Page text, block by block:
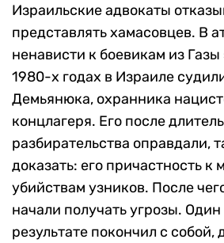
Израильские адвокаты
представлять хамасовцев. В
ненависти к боевикам из
1980-х годах в Израиле
Демьянюка, охранника
концлагеря. Его после
разбирательства оправдали,
доказать: его причастность к
убийствам узников. После
начали получать угрозы. Один
результате покончил с собой,